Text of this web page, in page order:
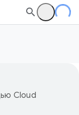
Cloud